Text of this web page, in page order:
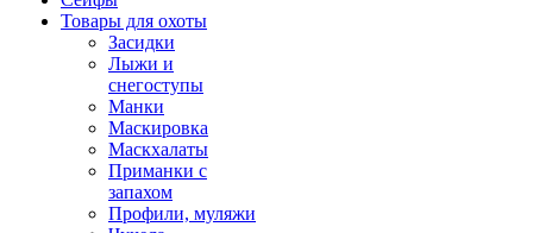
Товары для охоты
Засидки
Лыжи и
снегоступы
Манки
Маскировка
Маскхалаты
Приманки с
запахом
Профили, муляжи